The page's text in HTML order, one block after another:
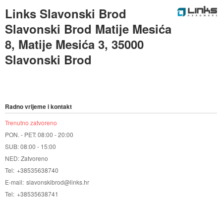
Links Slavonski Brod
Slavonski Brod Matije Mesića
8, Matije Mesića 3, 35000
Slavonski Brod
Radno vrijeme i kontakt
Trenutno zatvoreno
PON. - PET: 08:00 - 20:00
SUB: 08:00 - 15:00
NED: Zatvoreno
Tel +38535638740
E-mail slavonskibrod@links.hr
Tel +38535638741